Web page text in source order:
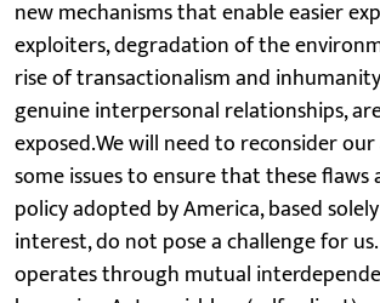
new mechanisms that enable easier
exploiters, degradation of the
rise of transactionalism and
genuine interpersonal relationships,
exposed.We will need to reconsider
some issues to ensure that these
policy adopted by America, based
interest, do not pose a challenge for
operates through mutual